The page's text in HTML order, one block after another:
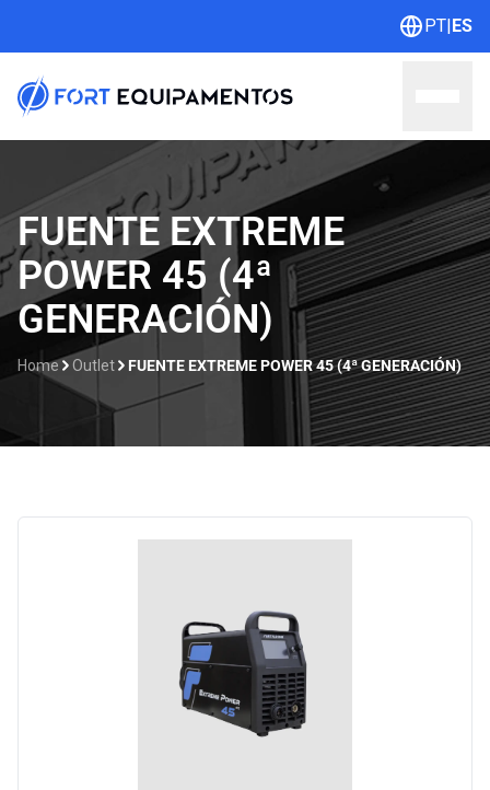
PT|ES
Home
Sobre nosotros
Líneas
Outlet
FUENTE EXTREME
POWER 45 (4ª
GENERACIÓN)
Home Outlet FUENTE EXTREME POWER 45 (4ª GENERACIÓN)